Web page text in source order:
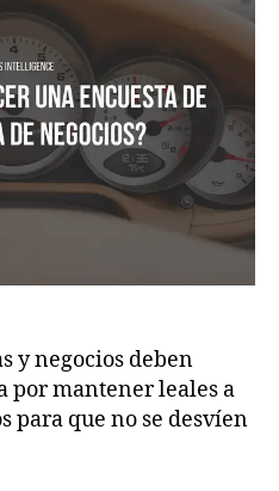
y negocios deben
por mantener leales a
para que no se desvíen